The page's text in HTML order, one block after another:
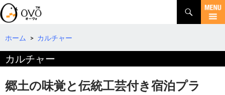
検
索
コ
テ
ツ
へ
動
ホーム > カルチャー
カルチャー
郷土の味覚と伝統工芸付き宿泊プラ